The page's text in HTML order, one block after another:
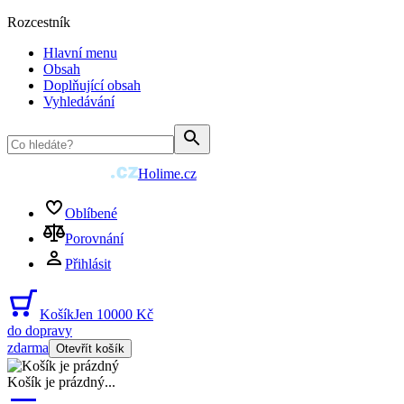
Rozcestník
Hlavní menu
Obsah
Doplňující obsah
Vyhledávání
Holime.cz
Oblíbené
Porovnání
Přihlásit
KošíkJen 10000 Kč
do dopravy
zdarma Otevřít košík
Košík je prázdný...